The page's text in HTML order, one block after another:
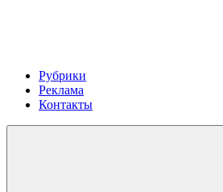
Рубрики
Реклама
Контакты